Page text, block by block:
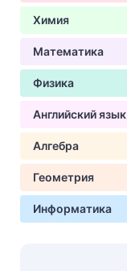
Химия
Математика
Физика
Английский язык
Алгебра
Геометрия
Информатика